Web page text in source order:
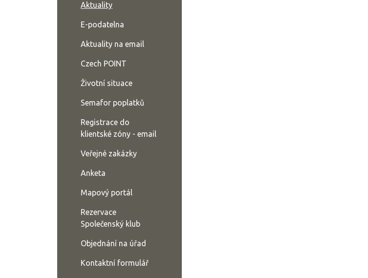
Aktuality
E-podatelna
Aktuality na email
Czech POINT
Životní situace
Semafor poplatků
Registrace do
klientské zóny - email
Veřejné zakázky
Anketa
Mapový portál
Rezervace
Společenský klub
Objednání na úřad
Kontaktní formulář